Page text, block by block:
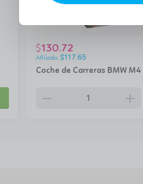
Coche de Carreras BMW
$130.72
$117.65
remove add